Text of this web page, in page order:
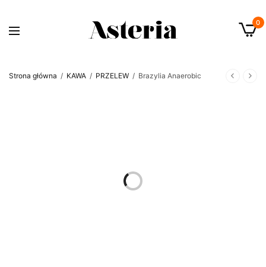
0
Strona główna / KAWA / PRZELEW / Brazylia Anaerobic